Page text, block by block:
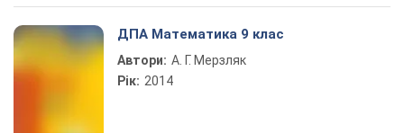
ДПА Математика 9 клас
Автори: А. Г. Мерзляк
Рік: 2014